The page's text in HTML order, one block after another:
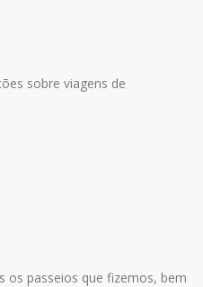
sobre viagens de
passeios que fizemos, bem